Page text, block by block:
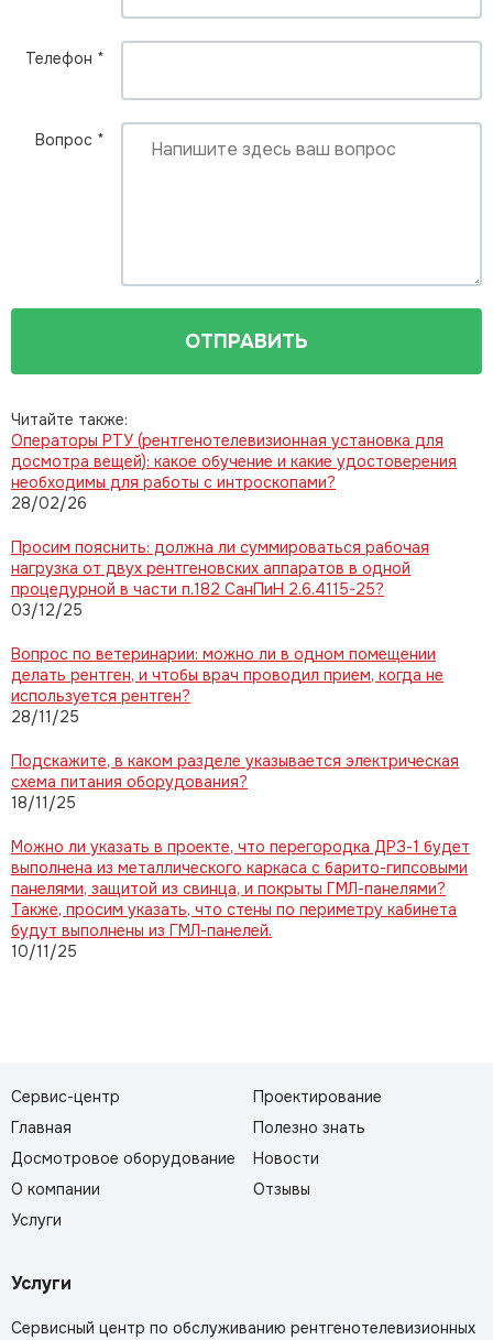
Телефон *
Вопрос *
ОТПРАВИТЬ
Читайте также:
Операторы РТУ (рентгенотелевизионная установка для
досмотра вещей): какое обучение и какие удостоверения
необходимы для работы с интроскопами?
28/02/26
Просим пояснить: должна ли суммироваться рабочая
нагрузка от двух рентгеновских аппаратов в одной
процедурной в части п.182 СанПиН 2.6.4115-25?
03/12/25
Вопрос по ветеринарии: можно ли в одном помещении
делать рентген, и чтобы врач проводил прием, когда не
используется рентген?
28/11/25
Подскажите, в каком разделе указывается электрическая
схема питания оборудования?
18/11/25
Можно ли указать в проекте, что перегородка ДРЗ-1 будет
выполнена из металлического каркаса с барито-гипсовыми
панелями, защитой из свинца, и покрыты ГМЛ-панелями?
Также, просим указать, что стены по периметру кабинета
будут выполнены из ГМЛ-панелей.
10/11/25
Сервис-центр
Главная
Досмотровое оборудование
О компании
Услуги
Проектирование
Полезно знать
Новости
Отзывы
Услуги
Сервисный центр по обслуживанию рентгенотелевизионных